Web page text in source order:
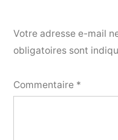
Votre adresse e-mail
obligatoires sont
Commentaire *